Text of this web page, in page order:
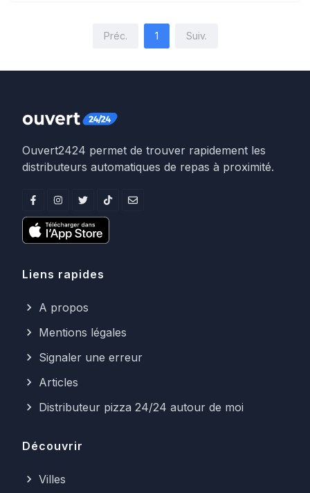
Préc. 1 Suiv.
Ouvert2424 permet de trouver rapidement les
distributeurs automatiques de repas à proximité.
Liens rapides
A propos
Mentions légales
Signaler une erreur
Articles
Distributeur pizza 24/24 autour de moi
Découvrir
Villes